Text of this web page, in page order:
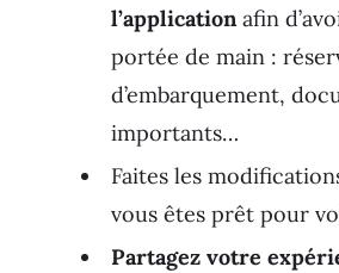
l’applicationafin
portée de main :
d’embarquement,
importants…
Faites les
vous êtes prêt pour
Partagez votre